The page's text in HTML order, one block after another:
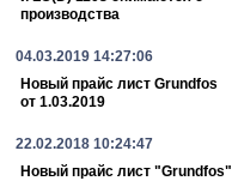
производства
04.03.2019 14:27:06
Новый прайс лист Grundfos
от 1.03.2019
22.02.2018 10:24:47
Новый прайс лист "Grundfos"